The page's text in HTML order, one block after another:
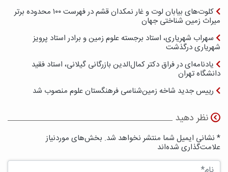
کلوت‌های بیابان لوت و غار نمکدان قشم در فهرست ۱۰۰ محدوده برتر
میراث زمین شناختی جهان
سهراب شهریاری، استاد برجسته علوم زمین و برادر استاد پرویز
شهریاری درگذشت
یادنامه‌ای در فراق دکتر کمال‌الدین بازرگانی گیلانی، استاد فقید
دانشگاه تهران
رییس جدید شاخه زمین‌شناسی فرهنگستان علوم منصوب شد
نظر دهید
* نشانی ایمیل شما منتشر نخواهد شد. بخش‌های موردنیاز
علامت‌گذاری شده‌اند